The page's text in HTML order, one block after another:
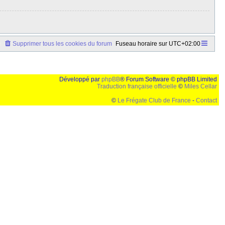
Fuseau horaire sur UTC+02:00
Supprimer tous les cookies du forum
Développé par phpBB® Forum Software © phpBB Limited
Traduction française officielle © Miles Cellar
© Le Frégate Club de France - Contact